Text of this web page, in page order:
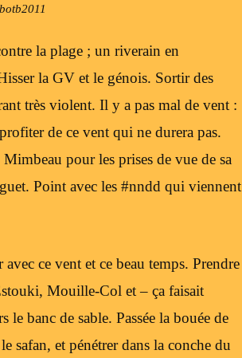
la plage ; un riverain en
la GV et le génois. Sortir des
très violent. Il y a pas mal de vent :
de ce vent qui ne durera pas.
pour les prises de vue de sa
Point avec les #nndd qui viennent
ce vent et ce beau temps. Prendre
Mouille-Col et – ça faisait
banc de sable. Passée la bouée de
safan, et pénétrer dans la conche du